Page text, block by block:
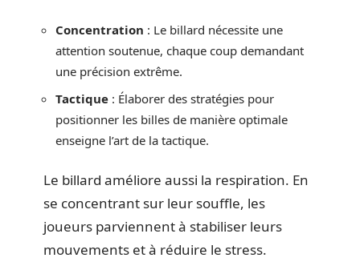
Concentration : Le billard nécessite une
attention soutenue, chaque coup demandant
une précision extrême.
Tactique : Élaborer des stratégies pour
positionner les billes de manière optimale
enseigne l’art de la tactique.
Le billard améliore aussi la respiration. En
se concentrant sur leur souffle, les
joueurs parviennent à stabiliser leurs
mouvements et à réduire le stress.